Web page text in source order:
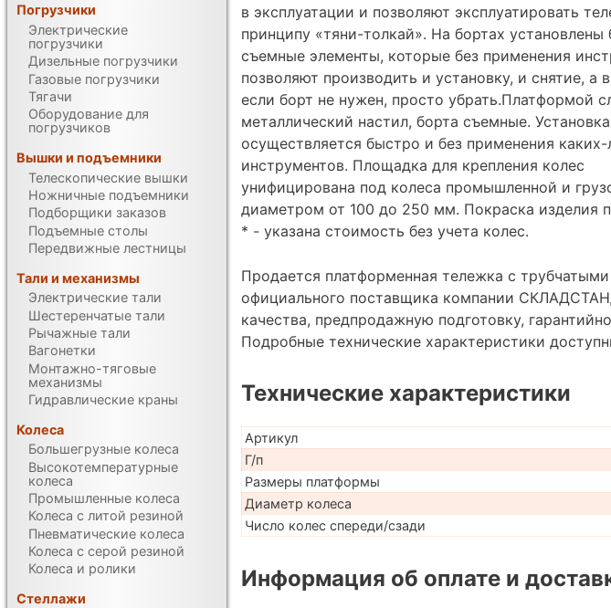
в эксплуатации и позволяют эксплуатировать
принципу «тяни-толкай». На бортах установлены
съемные элементы, которые без применения
позволяют производить и установку, и снятие, а
если борт не нужен, просто убрать.Платформой
металлический настил, борта съемные.
осуществляется быстро и без применения каких-
инструментов. Площадка для крепления колес
унифицирована под колеса промышленной и
диаметром от 100 до 250 мм. Покраска изделия
* - указана стоимость без учета колес.
Продается платформенная тележка с
официального поставщика компании
качества, предпродажную подготовку,
Подробные технические характеристики
Технические характеристики
Артикул
Г/п
Размеры платформы
Диаметр колеса
Число колес спереди/сзади
Информация об оплате и
Погрузчики
Электрические
погрузчики
Дизельные погрузчики
Газовые погрузчики
Тягачи
Оборудование для
погрузчиков
Вышки и подъемники
Телескопические вышки
Ножничные подъемники
Подборщики заказов
Подъемные столы
Передвижные лестницы
Тали и механизмы
Электрические тали
Шестеренчатые тали
Рычажные тали
Вагонетки
Монтажно-тяговые
механизмы
Гидравлические краны
Колеса
Большегрузные колеса
Высокотемпературные
колеса
Промышленные колеса
Колеса с литой резиной
Пневматические колеса
Колеса с серой резиной
Колеса и ролики
Стеллажи